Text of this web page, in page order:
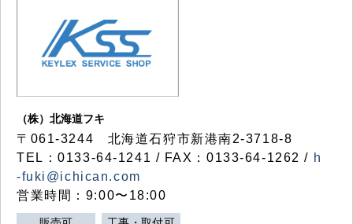
（株）北海道フキ
〒061-3244 北海道石狩市新港南2-3718-8
TEL：0133-64-1241 / FAX：0133-64-1262 / h
-fuki@ichican.com
営業時間：9:00〜18:00